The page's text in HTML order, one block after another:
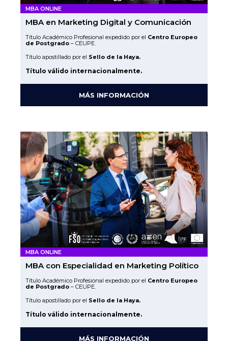
MBA ONLINE
MBA en Marketing Digital y Comunicación
Título Académico Profesional expedido por el Centro Europeo
de Postgrado – CEUPE.
Título apostillado por el Sello de la Haya.
Título válido internacionalmente.
MÁS INFORMACIÓN
MBA ONLINE
MBA con Especialidad en Marketing Político
Título Académico Profesional expedido por el Centro Europeo
de Postgrado – CEUPE.
Título apostillado por el Sello de la Haya.
Título válido internacionalmente.
MÁS INFORMACIÓN